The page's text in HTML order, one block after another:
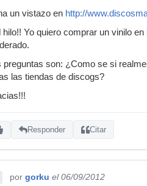
un vistazo en http://
hilo!! Yo quiero comprar un vinilo
preguntas son: ¿Como se si
las tiendas de discogs?
Responder Citar
por gorku el 06/09/2012